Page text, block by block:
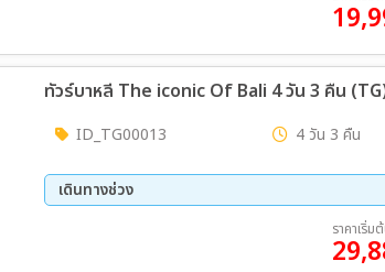
ทัวร์บาหลี The iconic Of Bali 4 วัน 3 คืน
ID_TG00013 4 วัน 3 คืน
เดินทางช่วง
25 ต.ค. 69 -
20 ม.ค. 70 -
ราคาเริ่ม